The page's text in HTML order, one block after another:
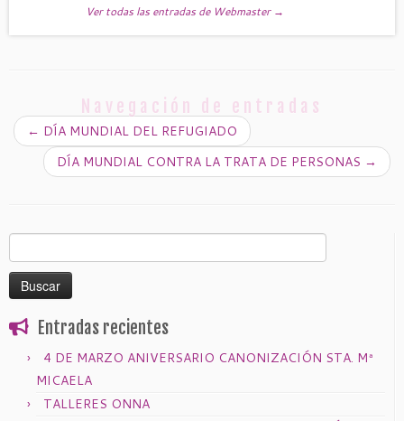
Ver todas las entradas de Webmaster →
Navegación de entradas
← DÍA MUNDIAL DEL REFUGIADO
DÍA MUNDIAL CONTRA LA TRATA DE PERSONAS →
Buscar:
Entradas recientes
4 DE MARZO ANIVERSARIO CANONIZACIÓN STA. Mª
MICAELA
TALLERES ONNA